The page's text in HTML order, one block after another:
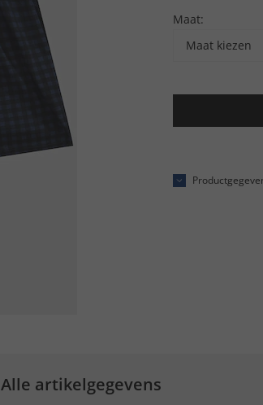
Maat:
Maat kiezen
Alle artikelgegevens